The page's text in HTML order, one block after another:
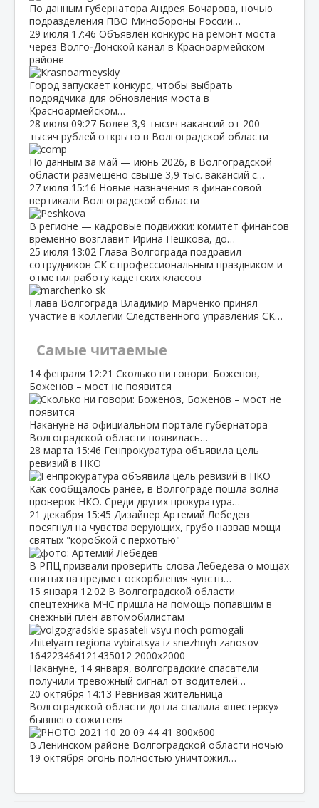
По данным губернатора Андрея Бочарова, ночью
подразделения ПВО Минобороны России…
29 июля 17:46 Объявлен конкурс на ремонт моста
через Волго‑Донской канал в Красноармейском
районе
Город запускает конкурс, чтобы выбрать
подрядчика для обновления моста в
Красноармейском…
28 июля 09:27 Более 3,9 тысяч вакансий от 200
тысяч рублей открыто в Волгоградской области
По данным за май — июнь 2026, в Волгоградской
области размещено свыше 3,9 тыс. вакансий с…
27 июля 15:16 Новые назначения в финансовой
вертикали Волгоградской области
В регионе — кадровые подвижки: комитет финансов
временно возглавит Ирина Пешкова, до…
25 июля 13:02 Глава Волгограда поздравил
сотрудников СК с профессиональным праздником и
отметил работу кадетских классов
Глава Волгограда Владимир Марченко принял
участие в коллегии Следственного управления СК…
Самые читаемые
14 февраля 12:21 Сколько ни говори: Боженов,
Боженов – мост не появится
Накануне на официальном портале губернатора
Волгоградской области появилась…
28 марта 15:46 Генпрокуратура объявила цель
ревизий в НКО
Как сообщалось ранее, в Волгограде пошла волна
проверок НКО. Среди других прокуратура…
21 декабря 15:45 Дизайнер Артемий Лебедев
посягнул на чувства верующих, грубо назвав мощи
святых "коробкой с перхотью"
В РПЦ призвали проверить слова Лебедева о мощах
святых на предмет оскорбления чувств…
15 января 12:02 В Волгоградской области
спецтехника МЧС пришла на помощь попавшим в
снежный плен автомобилистам
Накануне, 14 января, волгоградские спасатели
получили тревожный сигнал от водителей…
20 октября 14:13 Ревнивая жительница
Волгоградской области дотла спалила «шестерку»
бывшего сожителя
В Ленинском районе Волгоградской области ночью
19 октября огонь полностью уничтожил…